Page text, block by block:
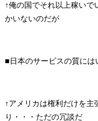
↑俺の国でそれ以上稼いで
かいないのだが
■日本のサービスの質には
↑アメリカは権利だけを
り・・・ただの冗談だ